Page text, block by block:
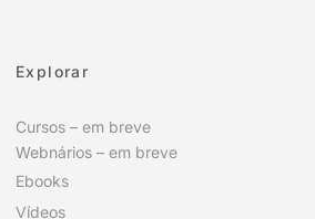
Explorar
Cursos – em breve
Webnários – em breve
Ebooks
Vídeos